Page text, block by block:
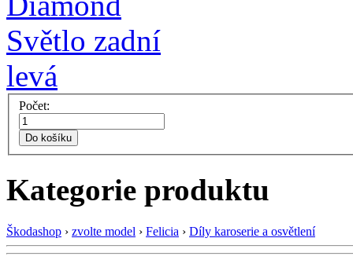
Počet:
Do košíku
Kategorie produktu
Škodashop › zvolte model › Felicia › Díly karoserie a osvětlení